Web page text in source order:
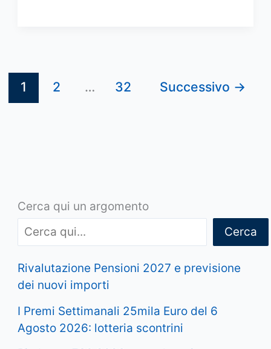
si
presenta
la
1 2 … 32 Successivo →
Cerca qui un argomento
Cerca
Rivalutazione Pensioni 2027 e previsione
dei nuovi importi
I Premi Settimanali 25mila Euro del 6
Agosto 2026: lotteria scontrini